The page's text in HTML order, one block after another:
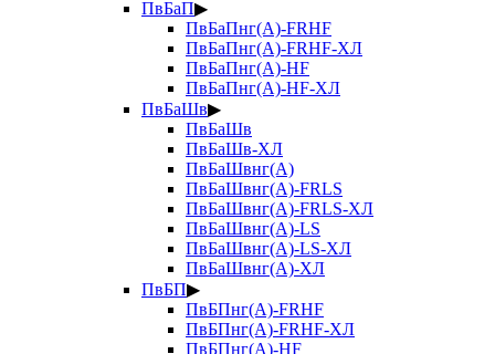
ПвБаП▶
ПвБаПнг(А)-FRHF
ПвБаПнг(А)-FRHF-ХЛ
ПвБаПнг(А)-HF
ПвБаПнг(А)-HF-ХЛ
ПвБаШв▶
ПвБаШв
ПвБаШв-ХЛ
ПвБаШвнг(А)
ПвБаШвнг(А)-FRLS
ПвБаШвнг(А)-FRLS-ХЛ
ПвБаШвнг(А)-LS
ПвБаШвнг(А)-LS-ХЛ
ПвБаШвнг(А)-ХЛ
ПвБП▶
ПвБПнг(А)-FRHF
ПвБПнг(А)-FRHF-ХЛ
ПвБПнг(А)-HF